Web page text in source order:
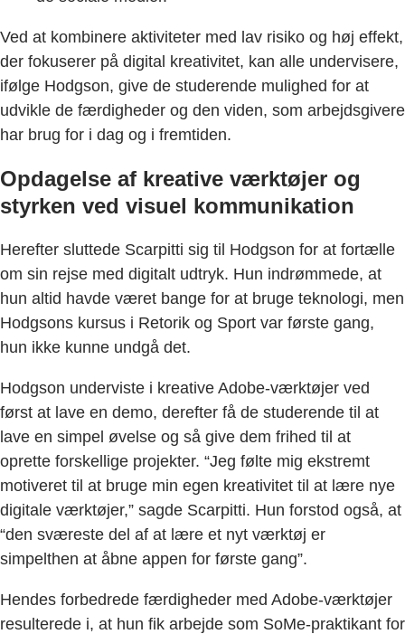
Ved at kombinere aktiviteter med lav risiko og høj effekt,
der fokuserer på digital kreativitet, kan alle undervisere,
ifølge Hodgson, give de studerende mulighed for at
udvikle de færdigheder og den viden, som arbejdsgivere
har brug for i dag og i fremtiden.
Opdagelse af kreative værktøjer og
styrken ved visuel kommunikation
Herefter sluttede Scarpitti sig til Hodgson for at fortælle
om sin rejse med digitalt udtryk. Hun indrømmede, at
hun altid havde været bange for at bruge teknologi, men
Hodgsons kursus i Retorik og Sport var første gang,
hun ikke kunne undgå det.
Hodgson underviste i kreative Adobe-værktøjer ved
først at lave en demo, derefter få de studerende til at
lave en simpel øvelse og så give dem frihed til at
oprette forskellige projekter. “Jeg følte mig ekstremt
motiveret til at bruge min egen kreativitet til at lære nye
digitale værktøjer,” sagde Scarpitti. Hun forstod også, at
“den sværeste del af at lære et nyt værktøj er
simpelthen at åbne appen for første gang”.
Hendes forbedrede færdigheder med Adobe-værktøjer
resulterede i, at hun fik arbejde som SoMe-praktikant for